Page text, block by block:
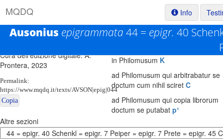
MQDQ Info
Ausonius epigrammata 44 = epigr. 40
Testo base di riferimento: R. P. H.
Cura dell'edizione digitale: A.
Prontera, 2023
Permalink:
https://www.mqdq.it/texts/AVSON|epig|044
Copia
Altre sezioni
De Philomuso grammatico V
in Philomusum K
ad Philomusum qui arbitrabatur se
doctum cum nihil sciret C
ad Philomusum qui copia librorum
doctum se putabat p¹